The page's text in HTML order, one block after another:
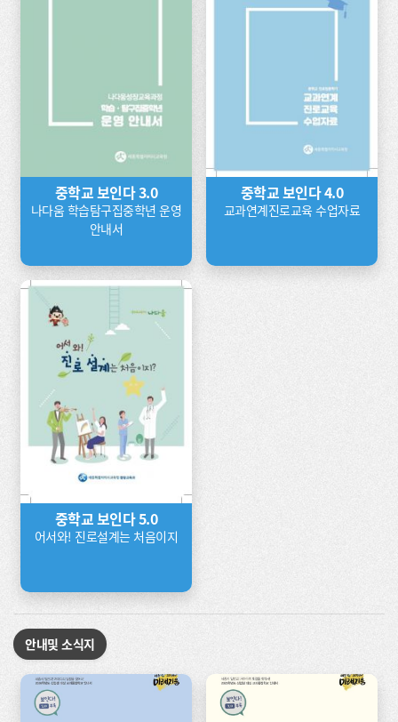
중학교 보인다 3.0
나다움 학습탐구집중학년 운영
안내서
중학교 보인다 4.0
교과연계진로교육 수업자료
중학교 보인다 5.0
어서와! 진로설계는 처음이지
안내및 소식지